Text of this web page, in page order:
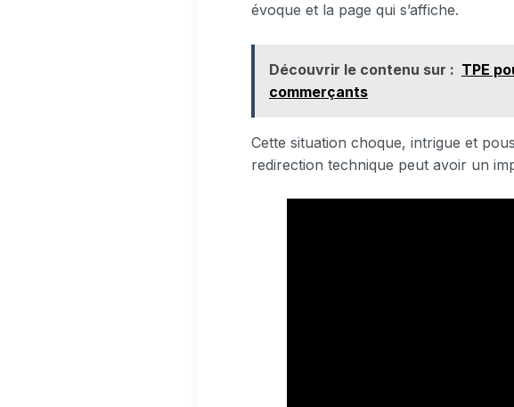
évoque et la page qui s’affiche.
Découvrir le contenu sur : TPE
commerçants
Cette situation choque, intrigue et
redirection technique peut avoir un